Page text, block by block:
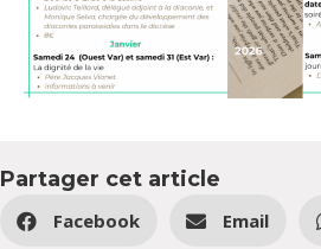
Partager cet article
Facebook Email